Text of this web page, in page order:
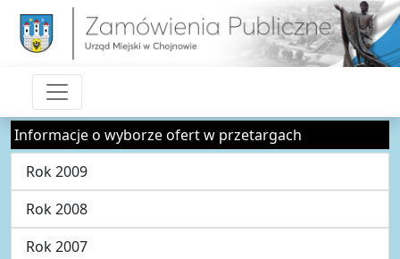
Informacje o wyborze ofert w przetargach
Rok 2009
Rok 2008
Rok 2007